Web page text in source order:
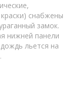
снабжены
замок.
нижней панели
льется на